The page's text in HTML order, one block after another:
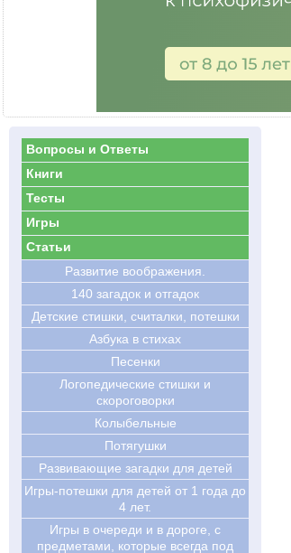
Вопросы и Ответы
Книги
Тесты
Игры
Статьи
Развитие воображения.
140 загадок и отгадок
Детские стишки, считалки, потешки
Азбука в стихах
Песенки
Логопедические стишки и
скороговорки
Колыбельные
Потягушки
Развивающие загадки для детей
Игры-потешки для детей от 1 года до
4 лет.
Игры в очереди и в дороге, с
предметами, которые всегда под